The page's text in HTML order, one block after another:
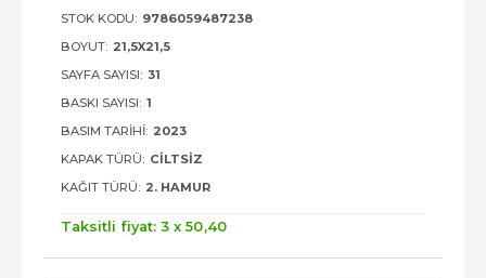
STOK KODU: 9786059487238
BOYUT: 21,5X21,5
SAYFA SAYISI: 31
BASKI SAYISI: 1
BASIM TARIHI: 2023
KAPAK TÜRÜ: CILTSIZ
KAĞIT TÜRÜ: 2. HAMUR
Taksitli fiyat: 3 x 50,40